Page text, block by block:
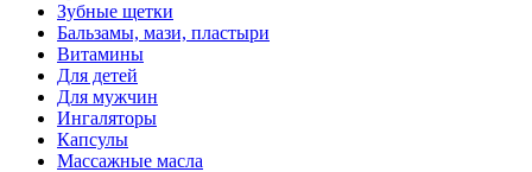
Зубные щетки
Бальзамы, мази, пластыри
Витамины
Для детей
Для мужчин
Ингаляторы
Капсулы
Массажные масла